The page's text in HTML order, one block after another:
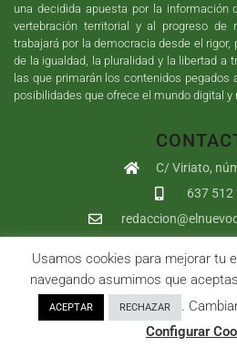
una decidida apuesta por la información
vertebración territorial y al progreso de
trabajará por la democracia desde el
de la igualdad, la pluralidad y la libertad a
las que primarán los contenidos pegados
posibilidades que ofrece el mundo digital y
C/ Viriato,
637 512
Copyright ©2026 El Nuevo Observador
yDesarrollo| All Rights Reserved |
Privacidad|Política de
Usamos cookies para mejorar tu
navegando asumimos que
ACEPTAR RECHAZAR
.
Configurar